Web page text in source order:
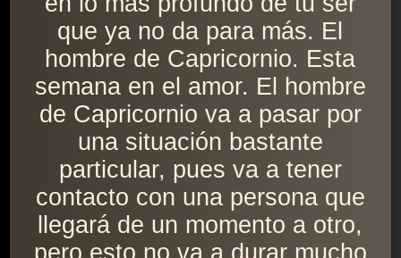
que ya no da para más. El
hombre de Capricornio. Esta
semana en el amor. El hombre
de Capricornio va a pasar por
una situación bastante
particular, pues va a tener
contacto con una persona que
llegará de un momento a otro,